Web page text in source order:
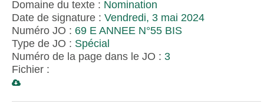
Domaine du texte : Nomination
Date de signature : Vendredi, 3 mai 2024
Numéro JO : 69 E ANNEE N°55 BIS
Type de JO : Spécial
Numéro de la page dans le JO : 3
Fichier :